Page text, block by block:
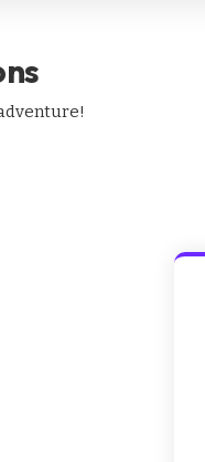
quick-access